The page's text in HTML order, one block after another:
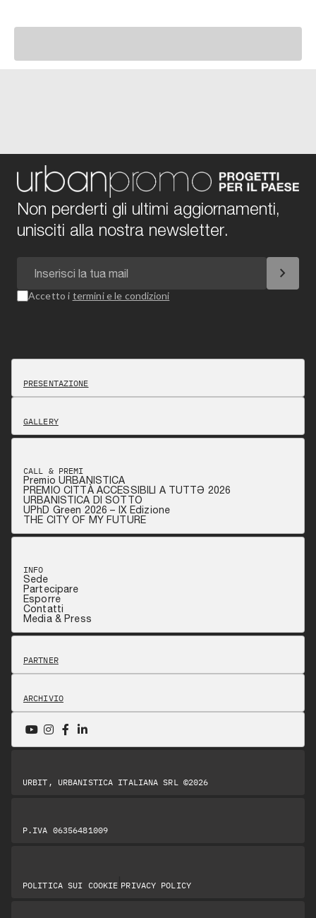
Non perderti gli ultimi aggiornamenti,
unisciti alla nostra newsletter.
chevron_right
Accetto i termini e le condizioni
PRESENTAZIONE
GALLERY
CALL & PREMI
Premio URBANISTICA
PREMIO CITTÀ ACCESSIBILI A TUTTƏ 2026
URBANISTICA DI SOTTO
UPhD Green 2026 – IX Edizione
THE CITY OF MY FUTURE
INFO
Sede
Partecipare
Esporre
Contatti
Media & Press
PARTNER
ARCHIVIO
URBIT, URBANISTICA ITALIANA SRL ©2026
P.IVA 06356481009
POLITICA SUI COOKIE PRIVACY POLICY